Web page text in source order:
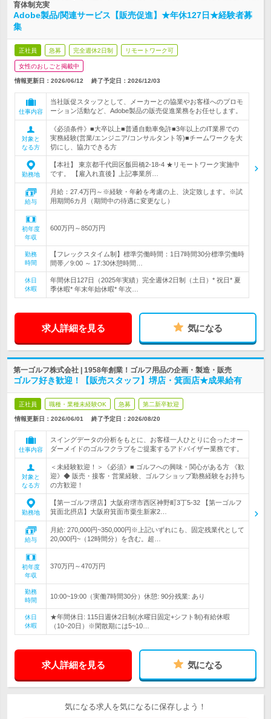
育体制充実
Adobe製品/関連サービス【販売促進】★年休127日★経験者募
集
正社員 急募 完全週休2日制 リモートワーク可
女性のおしごと掲載中
情報更新日：2026/06/12 終了予定日： 2026/12/03
仕事内容
当社販促スタッフとして、メーカーとの協業やお客様へのプロモ
ーション活動など、Adobe製品の販売促進業務をお任せします。
対象と
なる方
《必須条件》■大卒以上■普通自動車免許■3年以上のIT業界での
実務経験(営業/エンジニア/コンサルタント等)■チームワークを大
切にし、協力できる方
勤務地
【本社】 東京都千代田区飯田橋2-18-4 ★リモートワーク実施中
です。 【雇入れ直後】上記事業所…
給与
月給：27.4万円～※経験・年齢を考慮の上、決定致します。※試
用期間6カ月（期間中の待遇に変更なし）
初年度
年収
600万円～850万円
勤務
時間
【フレックスタイム制】標準労働時間：1日7時間30分標準労働時
間帯／9:00 ～ 17:30休憩時間…
休日
休暇
年間休日127日（2025年実績）完全週休2日制（土日）* 祝日* 夏
季休暇* 年末年始休暇* 年次…
求人詳細を見る 気になる
第一ゴルフ株式会社 | 1958年創業！ゴルフ用品の企画・製造・販売
ゴルフ好き歓迎！【販売スタッフ】堺店・箕面店★成果給有
正社員 職種・業種未経験OK 急募 第二新卒歓迎
情報更新日：2026/06/01 終了予定日： 2026/08/20
仕事内容
スイングデータの分析をもとに、お客様一人ひとりに合ったオー
ダーメイドのゴルフクラブをご提案するアドバイザー業務です。
対象と
なる方
＜未経験歓迎！＞《必須》■ ゴルフへの興味・関心がある方 《歓
迎》◆ 販売・接客・営業経験、ゴルフショップ勤務経験をお持ち
の方歓迎！
勤務地
【第一ゴルフ堺店】大阪府堺市西区神野町3丁5-32 【第一ゴルフ
箕面北摂店】大阪府箕面市粟生新家2…
給与
月給: 270,000円~350,000円※上記いずれにも、固定残業代として
20,000円~（12時間分）を含む。超…
初年度
年収
370万円～470万円
勤務
時間
10:00~19:00（実働7時間30分）休憩: 90分残業: あり
休日
休暇
★年間休日: 115日週休2日制(水曜日固定+シフト制)有給休暇
（10~20日）※閑散期には5~10…
求人詳細を見る 気になる
気になる求人を気になるに保存しよう！